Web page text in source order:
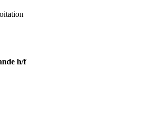
h/f